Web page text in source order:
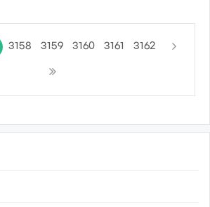
3158 3159 3160 3161 3162